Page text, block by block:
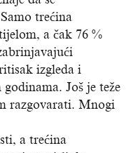
trećina
a čak 76 %
izgleda i
Još je teže
razgovarati. Mnogi
a trećina